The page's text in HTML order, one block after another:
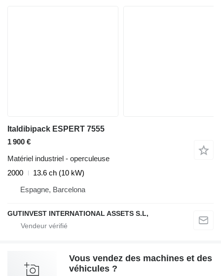
Italdibipack ESPERT 7555
1 900 €
Matériel industriel - operculeuse
2000
13.6 ch (10 kW)
Espagne, Barcelona
GUTINVEST INTERNATIONAL ASSETS S.L,
Vous vendez des machines et des
véhicules ?